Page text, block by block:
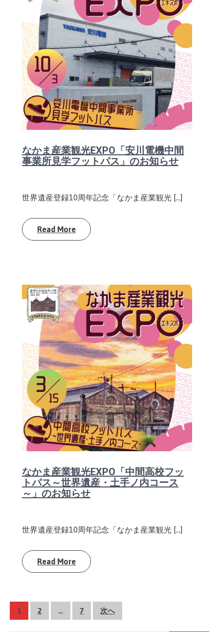
なかま産業観光EXPO「安川電機中間
事業所見学フットパス」のお知らせ
世界遺産登録10周年記念「なかま産業観光 […]
Read More
なかま産業観光EXPO「中間高校フッ
トパス～世界遺産・土手ノ内コース
～」のお知らせ
世界遺産登録10周年記念「なかま産業観光 […]
Read More
投
1 2 … 7 次へ